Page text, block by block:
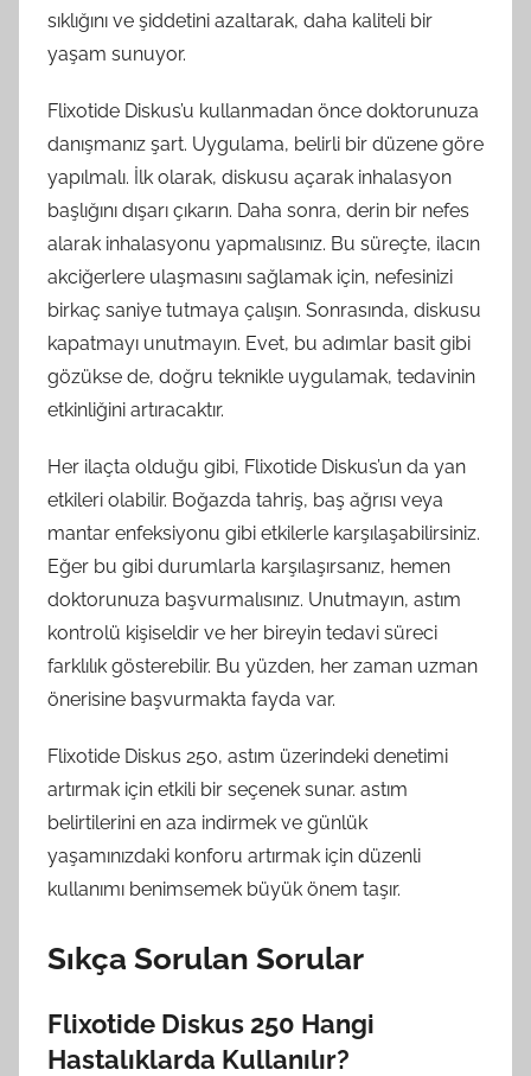
sıklığını ve şiddetini azaltarak, daha kaliteli bir
yaşam sunuyor.
Flixotide Diskus’u kullanmadan önce doktorunuza
danışmanız şart. Uygulama, belirli bir düzene göre
yapılmalı. İlk olarak, diskusu açarak inhalasyon
başlığını dışarı çıkarın. Daha sonra, derin bir nefes
alarak inhalasyonu yapmalısınız. Bu süreçte, ilacın
akciğerlere ulaşmasını sağlamak için, nefesinizi
birkaç saniye tutmaya çalışın. Sonrasında, diskusu
kapatmayı unutmayın. Evet, bu adımlar basit gibi
gözükse de, doğru teknikle uygulamak, tedavinin
etkinliğini artıracaktır.
Her ilaçta olduğu gibi, Flixotide Diskus’un da yan
etkileri olabilir. Boğazda tahriş, baş ağrısı veya
mantar enfeksiyonu gibi etkilerle karşılaşabilirsiniz.
Eğer bu gibi durumlarla karşılaşırsanız, hemen
doktorunuza başvurmalısınız. Unutmayın, astım
kontrolü kişiseldir ve her bireyin tedavi süreci
farklılık gösterebilir. Bu yüzden, her zaman uzman
önerisine başvurmakta fayda var.
Flixotide Diskus 250, astım üzerindeki denetimi
artırmak için etkili bir seçenek sunar. astım
belirtilerini en aza indirmek ve günlük
yaşamınızdaki konforu artırmak için düzenli
kullanımı benimsemek büyük önem taşır.
Sıkça Sorulan Sorular
Flixotide Diskus 250 Hangi
Hastalıklarda Kullanılır?